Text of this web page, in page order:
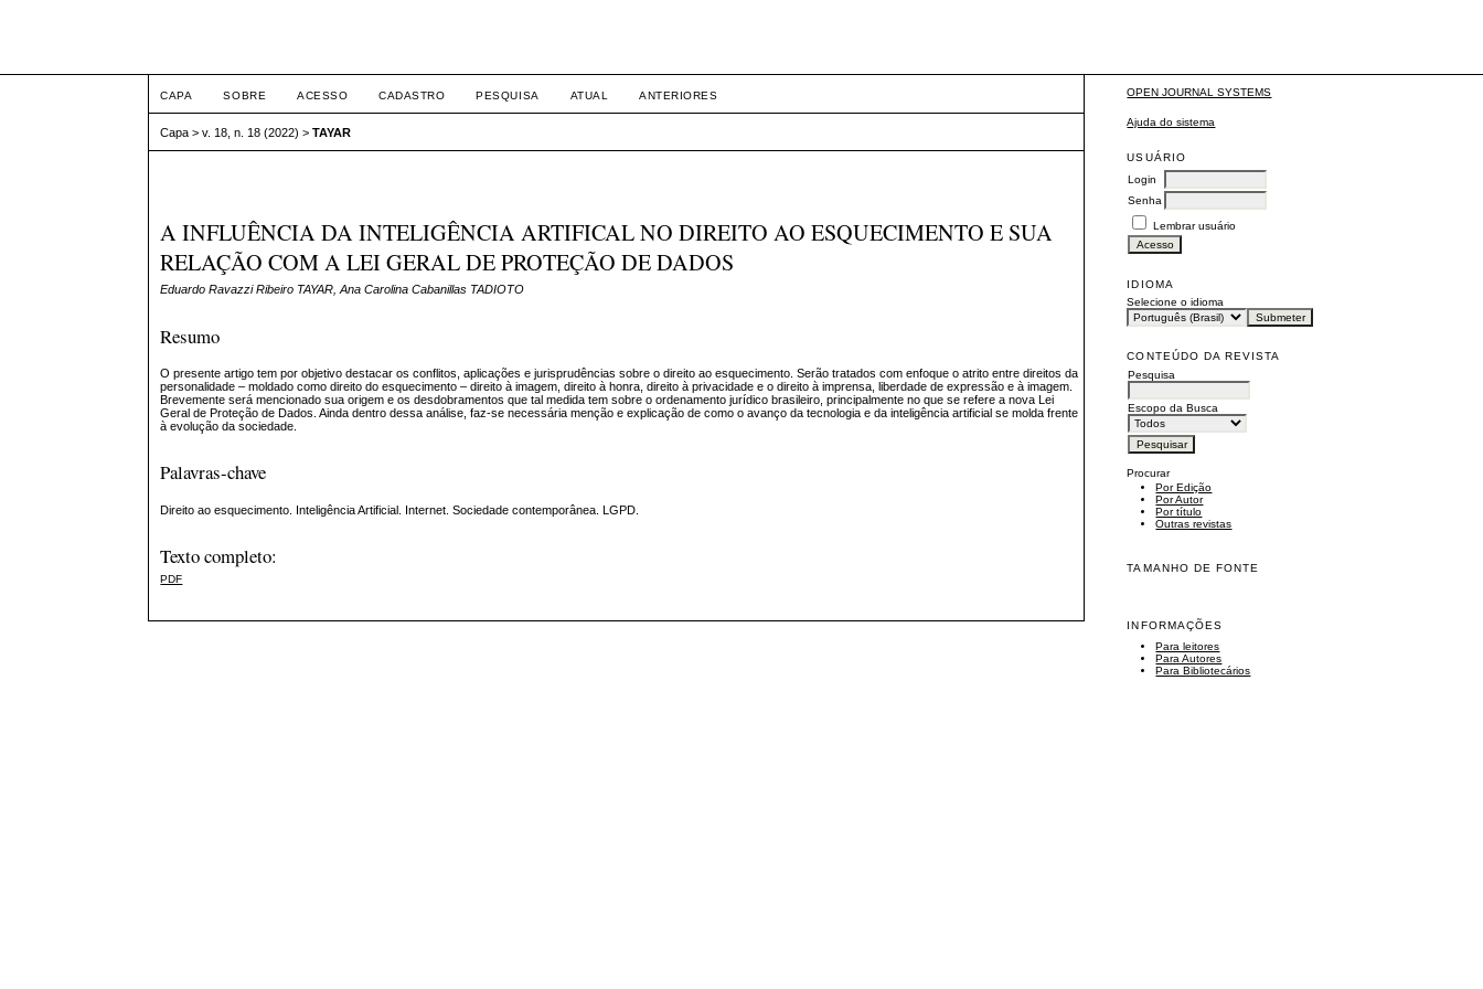
OPEN JOURNAL SYSTEMS
Ajuda do sistema
USUÁRIO
Login
Senha
Lembrar usuário
IDIOMA
Selecione o idioma
CONTEÚDO DA REVISTA
Pesquisa
Escopo da Busca
Procurar
Por Edição
Por Autor
Por título
Outras revistas
TAMANHO DE FONTE
INFORMAÇÕES
Para leitores
Para Autores
Para Bibliotecários
CAPA SOBRE ACESSO CADASTRO PESQUISA ATUAL ANTERIORES
Capa >v. 18, n. 18 (2022) >TAYAR
A INFLUÊNCIA DA INTELIGÊNCIA ARTIFICAL NO DIREITO AO ESQUECIMENTO E SUA
RELAÇÃO COM A LEI GERAL DE PROTEÇÃO DE DADOS
Eduardo Ravazzi Ribeiro TAYAR, Ana Carolina Cabanillas TADIOTO
Resumo
O presente artigo tem por objetivo destacar os conflitos, aplicações e jurisprudências sobre o direito ao esquecimento. Serão tratados com enfoque o atrito entre direitos da
personalidade – moldado como direito do esquecimento – direito à imagem, direito à honra, direito à privacidade e o direito à imprensa, liberdade de expressão e à imagem.
Brevemente será mencionado sua origem e os desdobramentos que tal medida tem sobre o ordenamento jurídico brasileiro, principalmente no que se refere a nova Lei
Geral de Proteção de Dados. Ainda dentro dessa análise, faz-se necessária menção e explicação de como o avanço da tecnologia e da inteligência artificial se molda frente
à evolução da sociedade.
Palavras-chave
Direito ao esquecimento. Inteligência Artificial. Internet. Sociedade contemporânea. LGPD.
Texto completo:
PDF